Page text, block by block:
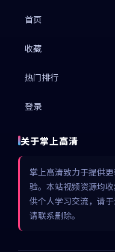
首页
收藏
热门排行
登录
关于掌上高清
掌上高清致力于提供
验。本站视频资源均
供个人学习交流，请
请联系删除。